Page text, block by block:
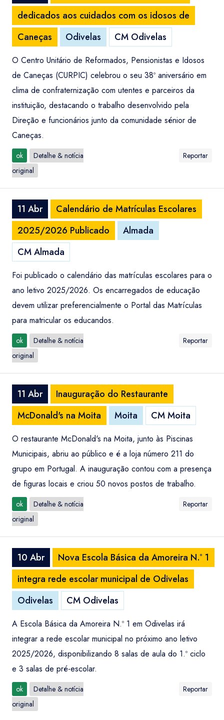
dedicados aos cuidados com os idosos de
Caneças
Odivelas CM Odivelas
O Centro Unitário de Reformados, Pensionistas e Idosos
de Caneças (CURPIC) celebrou o seu 38º aniversário em
clima de confraternização com utentes e parceiros da
instituição, destacando o trabalho desenvolvido pela
Direção e funcionários junto da comunidade sénior de
Caneças.
ok
Detalhe & notícia
original
Reportar
11 Abr
Calendário de Matrículas Escolares
2025/2026 Publicado
Almada
CM Almada
Foi publicado o calendário das matrículas escolares para o
ano letivo 2025/2026. Os encarregados de educação
devem utilizar preferencialmente o Portal das Matrículas
para matricular os educandos.
ok
Detalhe & notícia
original
Reportar
11 Abr
Inauguração do Restaurante
McDonald's na Moita
Moita CM Moita
O restaurante McDonald's na Moita, junto às Piscinas
Municipais, abriu ao público e é a loja número 211 do
grupo em Portugal. A inauguração contou com a presença
de figuras locais e criou 50 novos postos de trabalho.
ok
Detalhe & notícia
original
Reportar
10 Abr
Nova Escola Básica da Amoreira N.º 1
integra rede escolar municipal de Odivelas
Odivelas
CM Odivelas
A Escola Básica da Amoreira N.º 1 em Odivelas irá
integrar a rede escolar municipal no próximo ano letivo
2025/2026, disponibilizando 8 salas de aula do 1.º ciclo
e 3 salas de pré-escolar.
ok
Detalhe & notícia
original
Reportar